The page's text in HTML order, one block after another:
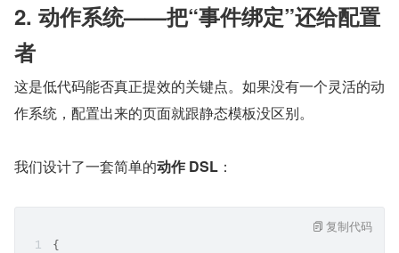
2. 动作系统——把“事件绑定”还给配置
者
这是低代码能否真正提效的关键点。如果没有一个灵活的动
作系统，配置出来的页面就跟静态模板没区别。
我们设计了一套简单的动作 DSL ：
{
复制代码